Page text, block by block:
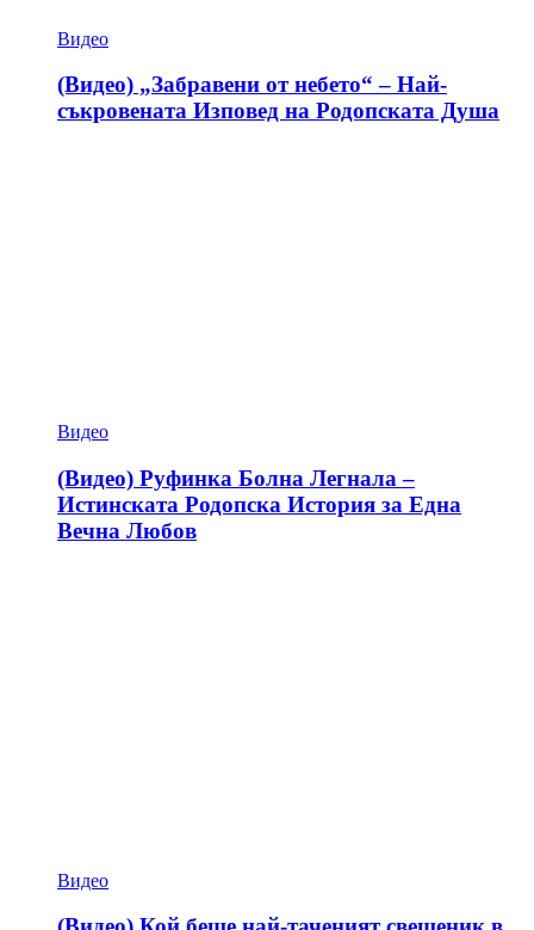
Видео
(Видео) „Забравени от небето“ – Най-
съкровената Изповед на Родопската Душа
Видео
(Видео) Руфинка Болна Легнала –
Истинската Родопска История за Една
Вечна Любов
Видео